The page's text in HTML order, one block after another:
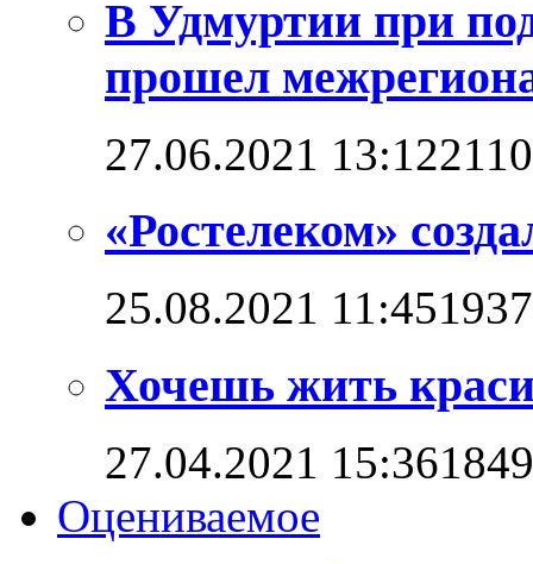
В Удмуртии при
прошел
27.06.2021 13:12
«Ростелеком»
25.08.2021 11:45
Хочешь жить
27.04.2021 15:36
Оцениваемое